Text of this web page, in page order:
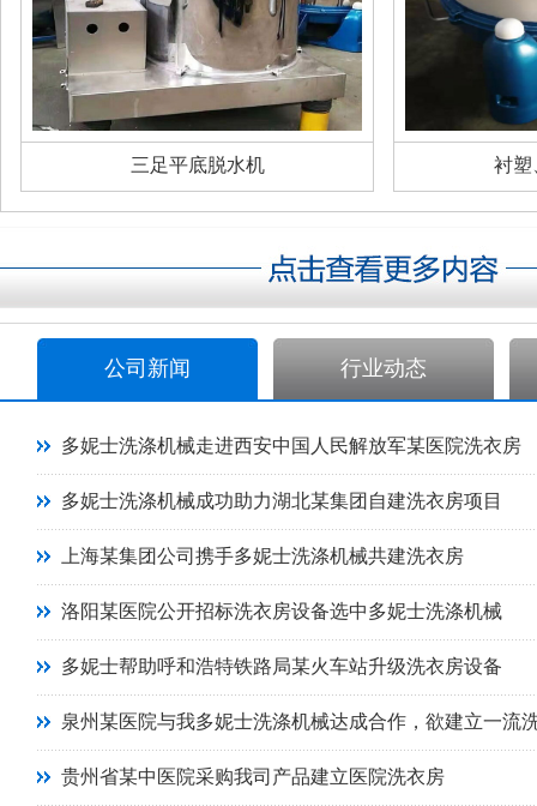
三足平底脱水机 衬塑
公司新闻 行业动态
多妮士洗涤机械走进西安中国人民解放军某医院洗衣房
多妮士洗涤机械成功助力湖北某集团自建洗衣房项目
上海某集团公司携手多妮士洗涤机械共建洗衣房
洛阳某医院公开招标洗衣房设备选中多妮士洗涤机械
多妮士帮助呼和浩特铁路局某火车站升级洗衣房设备
泉州某医院与我多妮士洗涤机械达成合作，欲建立一流
贵州省某中医院采购我司产品建立医院洗衣房